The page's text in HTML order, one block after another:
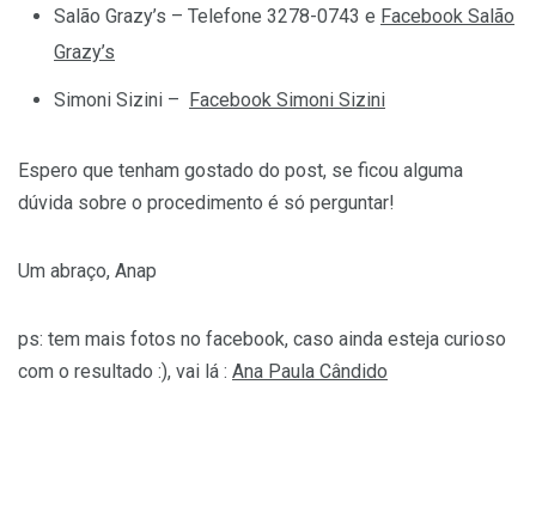
Salão Grazy’s – Telefone 3278-0743 e Facebook Salão
Grazy’s
Simoni Sizini – Facebook Simoni Sizini
Espero que tenham gostado do post, se ficou alguma
dúvida sobre o procedimento é só perguntar!
Um abraço, Anap
ps: tem mais fotos no facebook, caso ainda esteja curioso
com o resultado :), vai lá : Ana Paula Cândido